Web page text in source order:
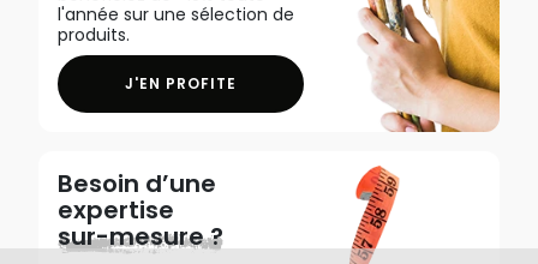
l'année sur une sélection de
produits.
J'EN PROFITE
Besoin d’une
expertise
sur-mesure ?